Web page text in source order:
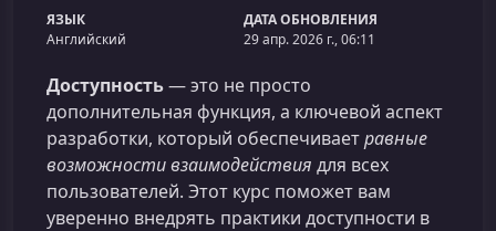
ЯЗЫК
Английский
ДАТА ОБНОВЛЕНИЯ
29 апр. 2026 г., 06:11
Доступность— это не просто
дополнительная функция, а ключевой аспект
разработки, который обеспечиваетравные
возможности взаимодействия для всех
пользователей. Этот курс поможет вам
уверенно внедрять практики доступности в